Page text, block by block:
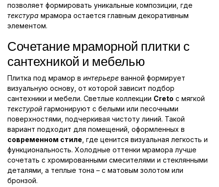
позволяет формировать уникальные композиции, где
текстура мрамора остается главным декоративным
элементом.
Сочетание мраморной плитки с
сантехникой и мебелью
Плитка под мрамор в интерьере ванной формирует
визуальную основу, от которой зависит подбор
сантехники и мебели. Светлые коллекции Creto с мягкой
текстурой гармонируют с белыми или песочными
поверхностями, подчеркивая чистоту линий. Такой
вариант подходит для помещений, оформленных в
современном стиле , где ценится визуальная легкость и
функциональность. Холодные оттенки мрамора лучше
сочетать с хромированными смесителями и стеклянными
деталями, а теплые тона – с матовым золотом или
бронзой.